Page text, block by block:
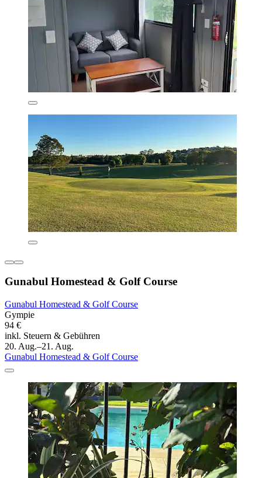
Gunabul Homestead & Golf Course
Gunabul Homestead & Golf Course
Gympie
94 €
inkl. Steuern & Gebühren
20. Aug.–21. Aug.
Gunabul Homestead & Golf Course